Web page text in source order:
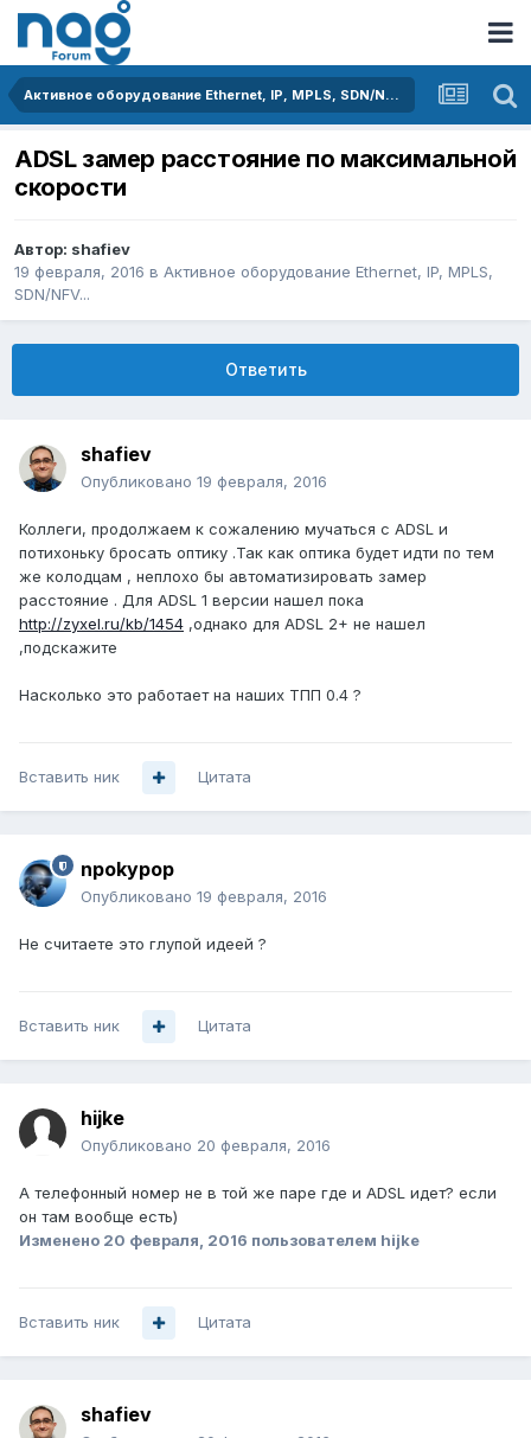
Активное оборудование Ethernet, IP, MPLS, SDN/NFV...
ADSL замер расстояние по максимальной
скорости
Автор: shafiev
19 февраля, 2016 в Активное оборудование Ethernet, IP, MPLS,
SDN/NFV...
Ответить
shafiev
Опубликовано 19 февраля, 2016
Коллеги, продолжаем к сожалению мучаться с ADSL и
потихоньку бросать оптику .Так как оптика будет идти по тем
же колодцам , неплохо бы автоматизировать замер
расстояние . Для ADSL 1 версии нашел пока
http://zyxel.ru/kb/1454 ,однако для ADSL 2+ не нашел
,подскажите
Насколько это работает на наших ТПП 0.4 ?
Вставить ник Цитата
npokypop
Опубликовано 19 февраля, 2016
Не считаете это глупой идеей ?
Вставить ник Цитата
hijke
Опубликовано 20 февраля, 2016
А телефонный номер не в той же паре где и ADSL идет? если
он там вообще есть)
Изменено 20 февраля, 2016 пользователем hijke
Вставить ник Цитата
shafiev